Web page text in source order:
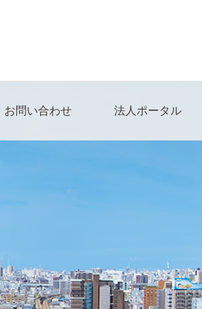
お問い合わせ 法人ポータル